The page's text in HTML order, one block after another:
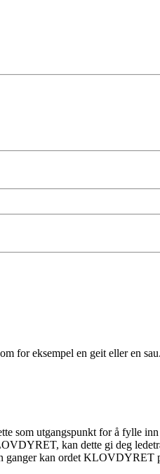
for eksempel en geit eller en sau.
som utgangspunkt for å fylle
kan dette gi deg
kan ordet KLOVDYRET